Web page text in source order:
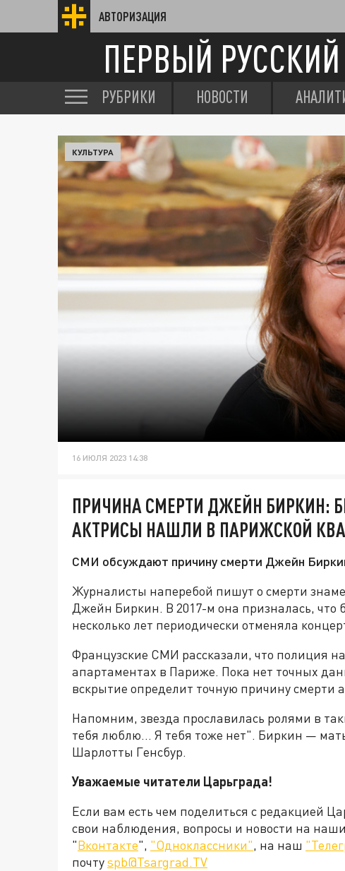
АВТОРИЗАЦИЯ
ПЕРВЫЙ РУССКИЙ
РУБРИКИ НОВОСТИ
КУЛЬТУРА
16 ИЮЛЯ 2023 14:38
ПРИЧИНА СМЕРТИ ДЖЕЙН БИРКИН:
АКТРИСЫ НАШЛИ В ПАРИЖСКОЙ
СМИ обсуждают причину смерти Джейн
Журналисты наперебой пишут о смерти
Джейн Биркин. В 2017-м она призналась, что
несколько лет периодически отменяла
Французские СМИ рассказали, что полиция
апартаментах в Париже. Пока нет точных
вскрытие определит точную причину смерти
Напомним, звезда прославилась ролями в
тебя люблю... Я тебя тоже нет". Биркин —
Шарлотты Генсбур.
Уважаемые читатели Царьграда!
Если вам есть чем поделиться с редакцией
свои наблюдения, вопросы и новости на
"Вконтакте", "Одноклассники", на наш
почтуspb@Tsargrad.TV